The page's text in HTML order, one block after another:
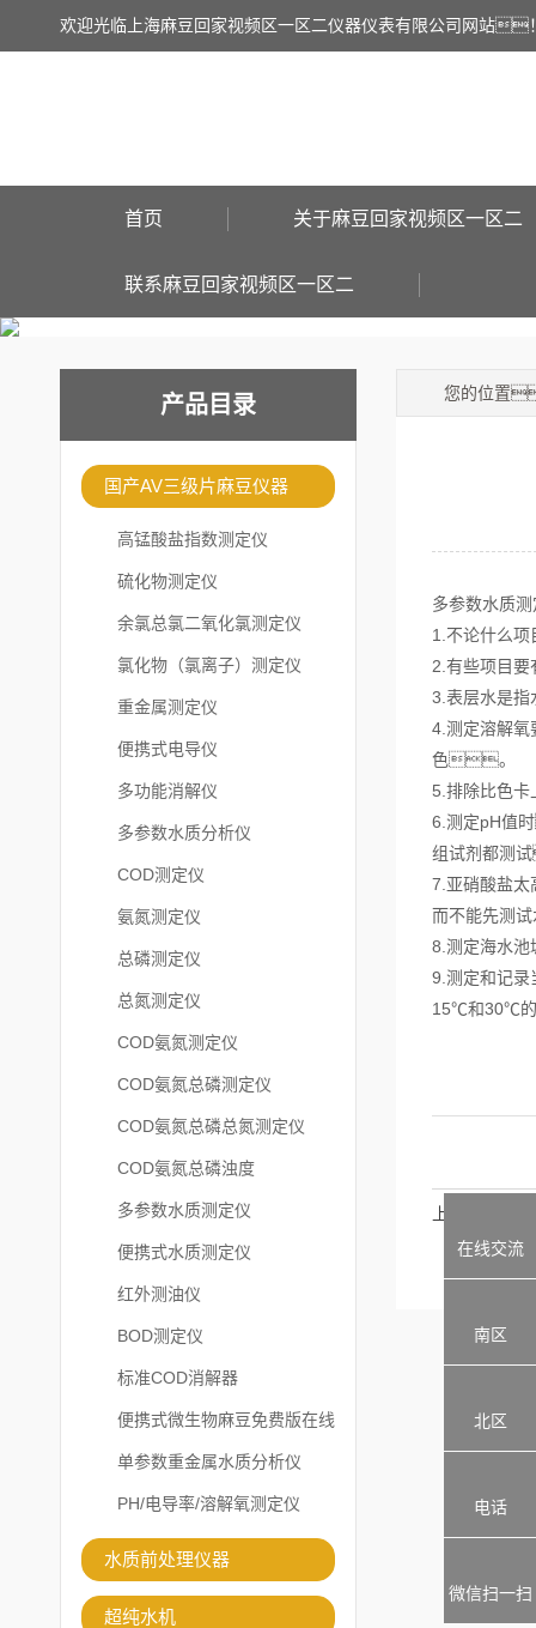
欢迎光临上海麻豆回家视频区一区二仪器仪表有限公司网站
首页 关于麻豆回家视频区一区二
联系麻豆回家视频区一区二
产品目录
国产AV三级片麻豆仪器
高锰酸盐指数测定仪
硫化物测定仪
余氯总氯二氧化氯测定仪
氯化物（氯离子）测定仪
重金属测定仪
便携式电导仪
多功能消解仪
多参数水质分析仪
COD测定仪
氨氮测定仪
总磷测定仪
总氮测定仪
COD氨氮测定仪
COD氨氮总磷测定仪
COD氨氮总磷总氮测定仪
COD氨氮总磷浊度
多参数水质测定仪
便携式水质测定仪
红外测油仪
BOD测定仪
标准COD消解器
便携式微生物麻豆免费版在线
观看
单参数重金属水质分析仪
PH/电导率/溶解氧测定仪
水质前处理仪器
超纯水机
您的位置
多参数水质
1.不论什么
2.有些项目
3.表层水是
4.测定溶解
色。
5.排除比色
6.测定pH值
组试剂都测
7.亚硝酸盐
而不能先测
8.测定海水
9.测定和记
15℃和30℃
上一篇
在线交流
南区
北区
电话
微信扫一扫